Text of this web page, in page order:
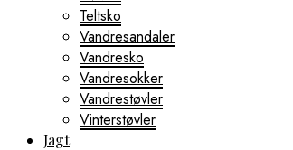
Teltsko
Vandresandaler
Vandresko
Vandresokker
Vandrestøvler
Vinterstøvler
Jagt